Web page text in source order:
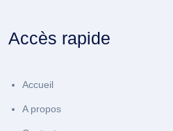
Accès rapide
Accueil
A propos